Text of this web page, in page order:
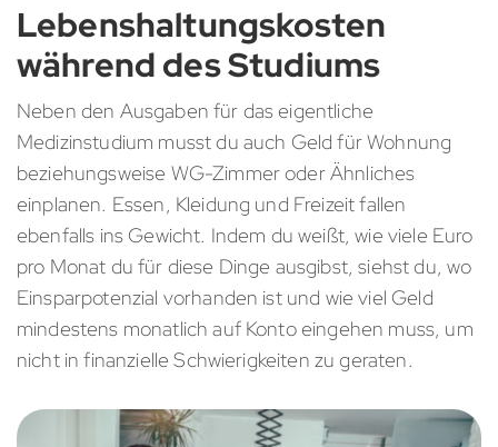
Lebenshaltungskosten
während des Studiums
Neben den Ausgaben für das eigentliche
Medizinstudium musst du auch Geld für Wohnung
beziehungsweise WG-Zimmer oder Ähnliches
einplanen. Essen, Kleidung und Freizeit fallen
ebenfalls ins Gewicht. Indem du weißt, wie viele Euro
pro Monat du für diese Dinge ausgibst, siehst du, wo
Einsparpotenzial vorhanden ist und wie viel Geld
mindestens monatlich auf Konto eingehen muss, um
nicht in finanzielle Schwierigkeiten zu geraten.